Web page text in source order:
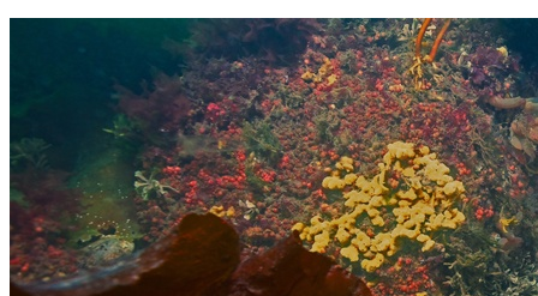
Das Sidemount-Forum ist auf
ein neues Forensystem
umgezogen und wie gewohnt
unterhttps://www.sidemount-
forum.comerreichbar.